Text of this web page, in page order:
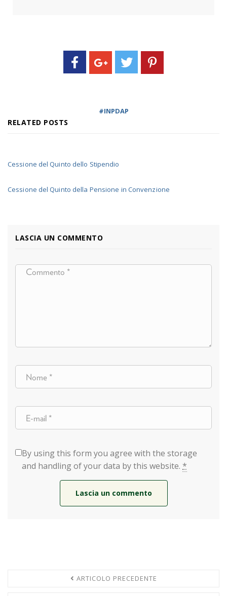
INPDAP
RELATED POSTS
Cessione del Quinto dello Stipendio
Cessione del Quinto della Pensione in Convenzione
LASCIA UN COMMENTO
By using this form you agree with the storage
and handling of your data by this website. *
ARTICOLO PRECEDENTE